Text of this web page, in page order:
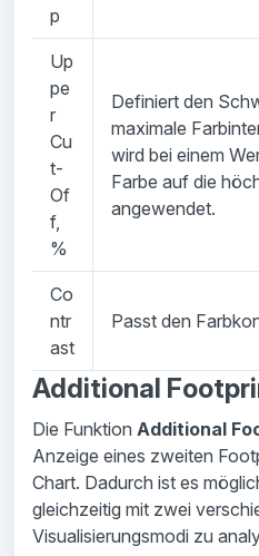
p
Up
pe
r
Cu
t-
Of
f,
%
Definiert den
maximale
wird bei einem
Farbe auf die
angewendet.
Co
ntr
ast
Passt den
Additional
Die Funktion Additional
Anzeige eines zweiten
Chart. Dadurch ist es
gleichzeitig mit zwei
Visualisierungsmodi zu